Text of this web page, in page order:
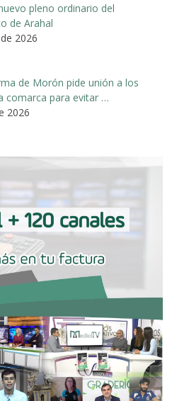
pleno ordinario del
de Arahal
2026
de Morón pide unión a los
comarca para evitar …
2026